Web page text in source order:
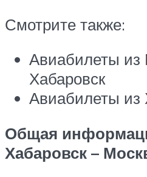
Смотрите также:
Авиабилеты из
Хабаровск
Авиабилеты из
Общая
Хабаровск –